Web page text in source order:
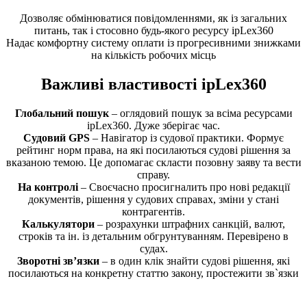
Дозволяє обмінюватися повідомленнями, як із загальних
питань, так і стосовно будь-якого ресурсу ipLex360
Надає комфортну систему оплати із прогресивними знижками
на кількість робочих місць
Важливі властивості ipLex360
Глобальний пошук– оглядовий пошук за всіма ресурсами
ipLex360. Дуже зберігає час.
Судовий GPS – Навігатор із судової практики. Формує
рейтинг норм права, на які посилаються судові рішення за
вказаною темою. Це допомагає скласти позовну заяву та вести
справу.
На контролі– Своєчасно просигналить про нові редакції
документів, рішення у судових справах, зміни у стані
контрагентів.
Калькулятори – розрахунки штрафних санкцій, валют,
строків та ін. із детальним обгрунтуванням. Перевірено в
судах.
Зворотні зв’язки – в один клік знайти судові рішення, які
посилаються на конкретну статтю закону, простежити зв`язки